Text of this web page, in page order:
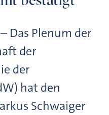
Das Plenum der
der
der
hat den
Schwaiger